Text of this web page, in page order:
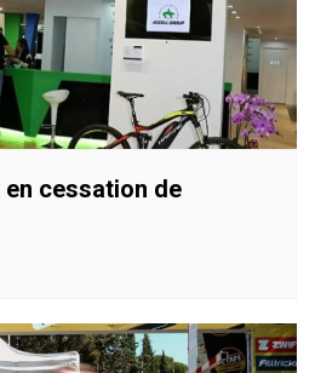
cessation de